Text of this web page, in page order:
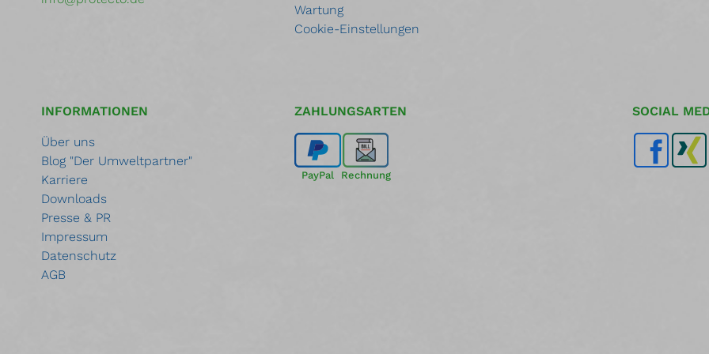
Wartung
Cookie-Einstellungen
INFORMATIONEN
Über uns
Blog "Der Umweltpartner"
Karriere
Downloads
Presse & PR
Impressum
Datenschutz
AGB
ZAHLUNGSARTEN
PayPal Rechnung
SOCIAL